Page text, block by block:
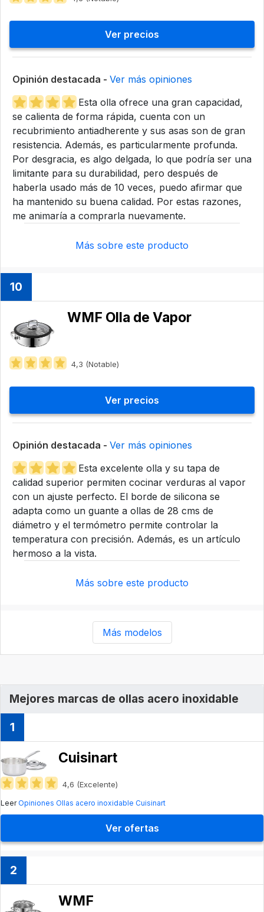
Ver precios
Opinión destacada - Ver más opiniones
Esta olla ofrece una gran capacidad,
se calienta de forma rápida, cuenta con un
recubrimiento antiadherente y sus asas son de gran
resistencia. Además, es particularmente profunda.
Por desgracia, es algo delgada, lo que podría ser una
limitante para su durabilidad, pero después de
haberla usado más de 10 veces, puedo afirmar que
ha mantenido su buena calidad. Por estas razones,
me animaría a comprarla nuevamente.
Más sobre este producto
10
WMF Olla de Vapor
4,3 (Notable)
Ver precios
Opinión destacada - Ver más opiniones
Esta excelente olla y su tapa de
calidad superior permiten cocinar verduras al vapor
con un ajuste perfecto. El borde de silicona se
adapta como un guante a ollas de 28 cms de
diámetro y el termómetro permite controlar la
temperatura con precisión. Además, es un artículo
hermoso a la vista.
Más sobre este producto
Más modelos
Mejores marcas de ollas acero inoxidable
1
Cuisinart
4,6 (Excelente)
LeerOpiniones Ollas acero inoxidable Cuisinart
Ver ofertas
2
WMF